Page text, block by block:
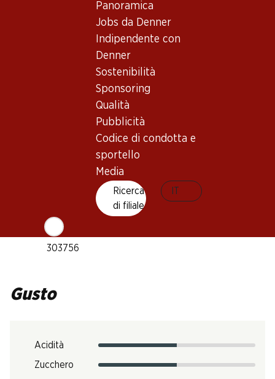
Panoramica
Jobs da Denner
Indipendente con
Denner
Sostenibilità
Sponsoring
Qualità
Pubblicità
Codice di condotta e
sportello
Media
Ricerca
di filiale
Riconoscimenti
Robert Parker: 90–92 punti
Temperatura di beva
Impronta di CO2
N. Art.
303756
Gusto
Acidità
Zucchero